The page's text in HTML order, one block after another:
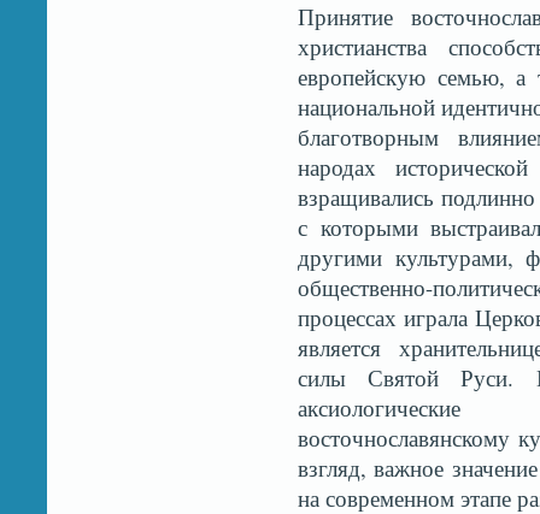
Принятие
христианства
европейскую семью,
национальной
благотворным
народах
взращивались
с которыми
другими культурами,
общественно-
процессах играла
является
силы Святой Руси.
аксиологические
восточнославянскому
взгляд, важное
на современном этапе